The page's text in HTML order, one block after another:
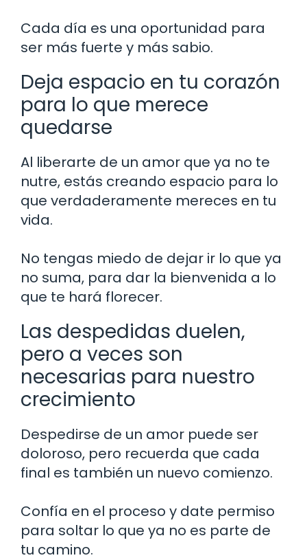
Cada día es una oportunidad para
ser más fuerte y más sabio.
Deja espacio en tu corazón
para lo que merece
quedarse
Al liberarte de un amor que ya no te
nutre, estás creando espacio para lo
que verdaderamente mereces en tu
vida.
No tengas miedo de dejar ir lo que ya
no suma, para dar la bienvenida a lo
que te hará florecer.
Las despedidas duelen,
pero a veces son
necesarias para nuestro
crecimiento
Despedirse de un amor puede ser
doloroso, pero recuerda que cada
final es también un nuevo comienzo.
Confía en el proceso y date permiso
para soltar lo que ya no es parte de
tu camino.